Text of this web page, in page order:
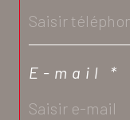
E-mail *